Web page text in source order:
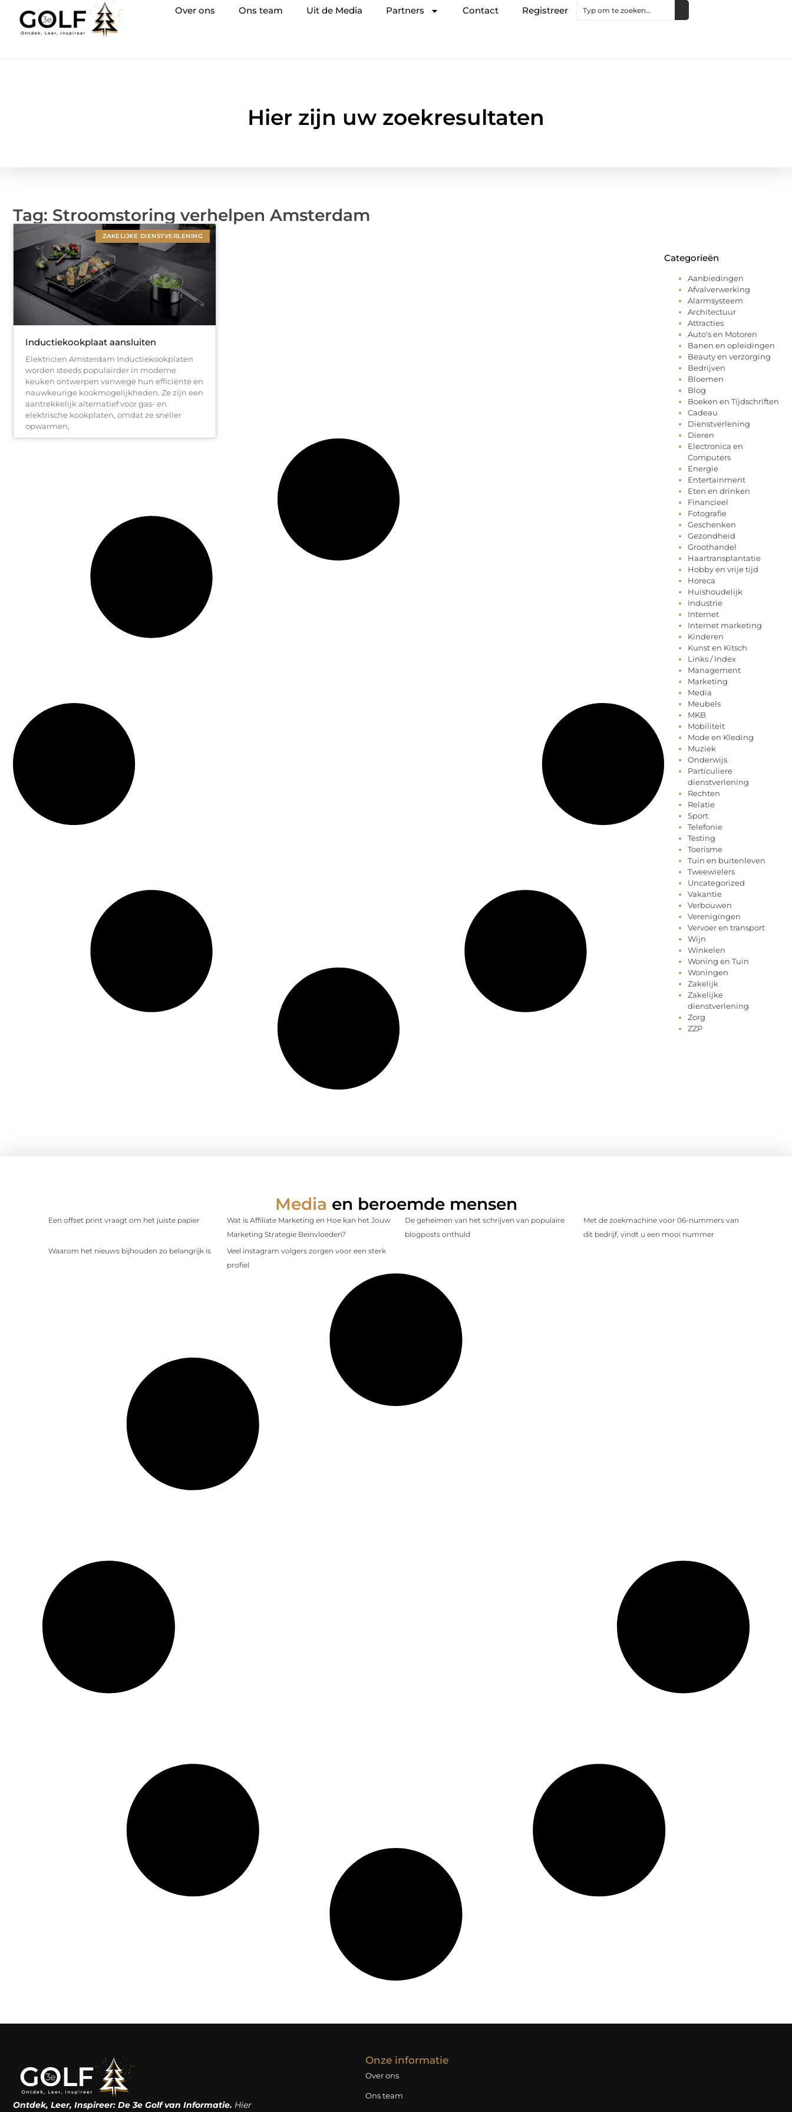
Over ons Ons team Uit de Media Partners Contact Registreer
Hier zijn uw zoekresultaten
Tag: Stroomstoring verhelpen Amsterdam
ZAKELIJKE DIENSTVERLENING
Inductiekookplaat aansluiten
Elektricien Amsterdam Inductiekookplaten
worden steeds populairder in moderne
keuken ontwerpen vanwege hun efficiënte en
nauwkeurige kookmogelijkheden. Ze zijn een
aantrekkelijk alternatief voor gas- en
elektrische kookplaten, omdat ze sneller
opwarmen,
Categorieën
Aanbiedingen
Afvalverwerking
Alarmsysteem
Architectuur
Attracties
Auto's en Motoren
Banen en opleidingen
Beauty en verzorging
Bedrijven
Bloemen
Blog
Boeken en Tijdschriften
Cadeau
Dienstverlening
Dieren
Electronica en
Computers
Energie
Entertainment
Eten en drinken
Financieel
Fotografie
Geschenken
Gezondheid
Groothandel
Haartransplantatie
Hobby en vrije tijd
Horeca
Huishoudelijk
Industrie
Internet
Internet marketing
Kinderen
Kunst en Kitsch
Links / Index
Management
Marketing
Media
Meubels
MKB
Mobiliteit
Mode en Kleding
Muziek
Onderwijs
Particuliere
dienstverlening
Rechten
Relatie
Sport
Telefonie
Testing
Toerisme
Tuin en buitenleven
Tweewielers
Uncategorized
Vakantie
Verbouwen
Verenigingen
Vervoer en transport
Wijn
Winkelen
Woning en Tuin
Woningen
Zakelijk
Zakelijke
dienstverlening
Zorg
ZZP
Media en beroemde mensen
Een offset print vraagt om het juiste papier
Wat is Affiliate Marketing en Hoe kan het Jouw
Marketing Strategie Beïnvloeden?
De geheimen van het schrijven van populaire
blogposts onthuld
Met de zoekmachine voor 06-nummers van
dit bedrijf, vindt u een mooi nummer
Waarom het nieuws bijhouden zo belangrijk is
Veel instagram volgers zorgen voor een sterk
profiel
Ontdek, Leer, Inspireer: De 3e Golf van Informatie. Hier
Onze informatie
Over ons
Ons team